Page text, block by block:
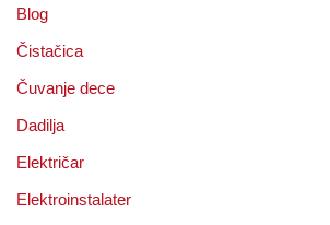
Blog
Čistačica
Čuvanje dece
Dadilja
Električar
Elektroinstalater